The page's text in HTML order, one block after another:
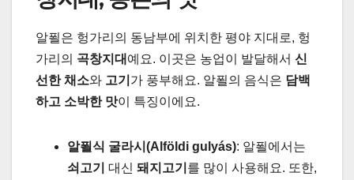
알푈은 헝가리의 동남부에 위치한 평야 지대로, 헝
가리의 곡창지대 예요. 이곳은 농업이 발달해서 신
선한 채소와 고기 가 풍부해요. 알푈의 음식은 담백
하고 소박한 맛이 특징이에요.
알푈식 굴라시(Alföldi gulyás): 알푈에서는
쇠고기 대신 돼지고기 를 많이 사용해요. 또한,